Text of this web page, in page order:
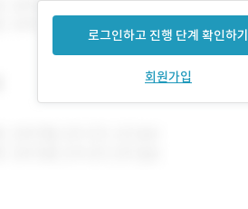
로그인하고 진행 단계 확인하기
회원가입